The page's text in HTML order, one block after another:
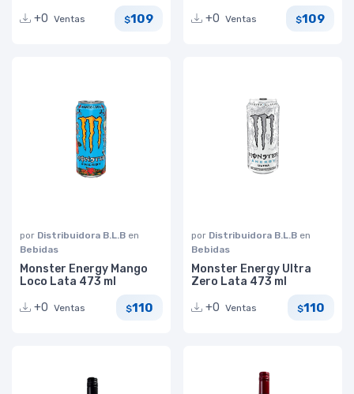
+0 Ventas $109
+0 Ventas $109
por Distribuidora B.L.B en
Bebidas
Monster Energy Mango
Loco Lata 473 ml
+0 Ventas $110
por Distribuidora B.L.B en
Bebidas
Monster Energy Ultra
Zero Lata 473 ml
+0 Ventas $110